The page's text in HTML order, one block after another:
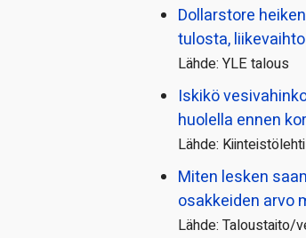
Dollarstore
tulosta,
Lähde: YLE talous
Iskikö
huolella ennen
Lähde: Kiinteistölehti
Miten lesken
osakkeiden arvo
Lähde: Taloustaito/